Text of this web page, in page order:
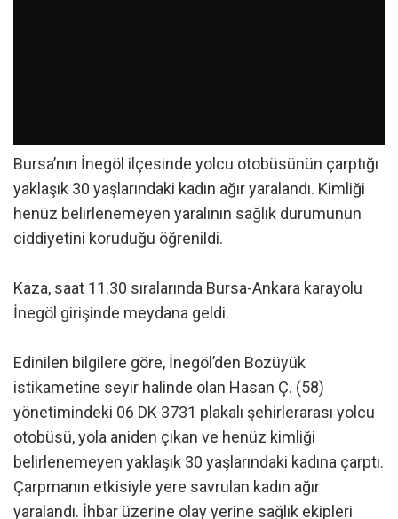
Bursa’nın İnegöl ilçesinde yolcu otobüsünün çarptığı
yaklaşık 30 yaşlarındaki kadın ağır yaralandı. Kimliği
henüz belirlenemeyen yaralının sağlık durumunun
ciddiyetini koruduğu öğrenildi.
Kaza, saat 11.30 sıralarında Bursa-Ankara karayolu
İnegöl girişinde meydana geldi.
Edinilen bilgilere göre, İnegöl’den Bozüyük
istikametine seyir halinde olan Hasan Ç. (58)
yönetimindeki 06 DK 3731 plakalı şehirlerarası yolcu
otobüsü, yola aniden çıkan ve henüz kimliği
belirlenemeyen yaklaşık 30 yaşlarındaki kadına çarptı.
Çarpmanın etkisiyle yere savrulan kadın ağır
yaralandı. İhbar üzerine olay yerine sağlık ekipleri